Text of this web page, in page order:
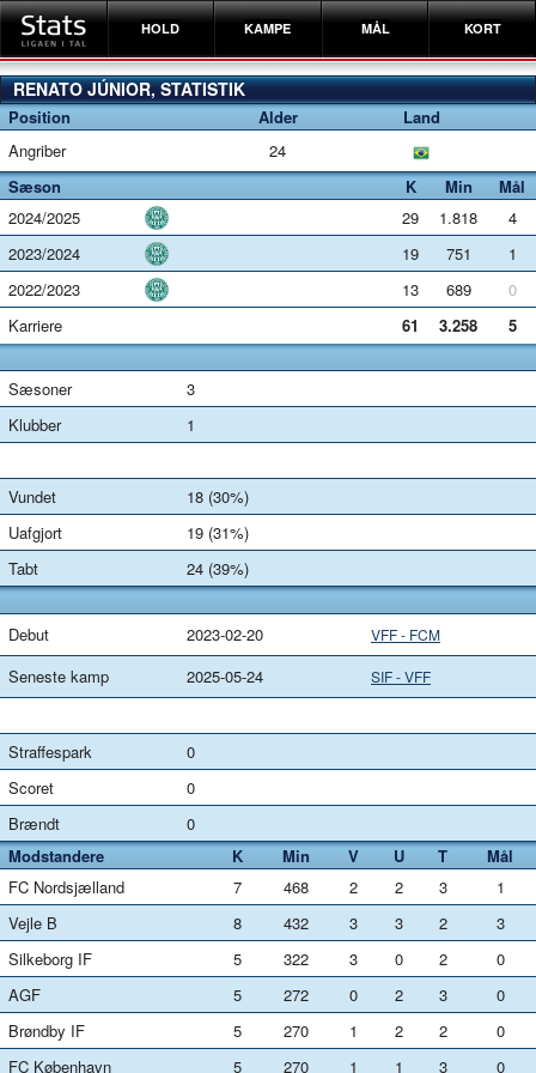
HOLD KAMPE MÅL KORT
RENATO JÚNIOR, STATISTIK
Position Alder
Land
Angriber
24
Sæson
K Min
Mål
2024/2025
29 1.818
4
2023/2024
19 751
1
2022/2023
13 689
0
Karriere
61 3.258 5
Sæsoner
3
Klubber
1
Vundet
18 (30%)
Uafgjort
19 (31%)
Tabt
24 (39%)
Debut 2023-02-20 VFF - FCM
Seneste kamp 2025-05-24 SIF - VFF
Straffespark
0
Scoret
0
Brændt
0
Modstandere
K Min V U T
Mål
FC Nordsjælland
7 468 2 2 3
1
Vejle B
8 432 3 3 2
3
Silkeborg IF
5 322 3 0 2
0
AGF
5 272 0 2 3
0
Brøndby IF
5 270 1 2 2
0
FC København
5 270 1 1 3 0